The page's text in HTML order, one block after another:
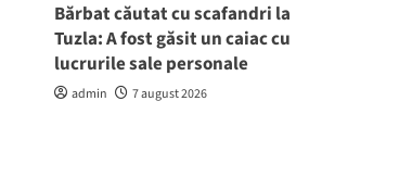
Bărbat căutat cu scafandri la
Tuzla: A fost găsit un caiac cu
lucrurile sale personale
admin 7 august 2026